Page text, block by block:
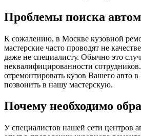
Проблемы поиска
К сожалению, в Москве кузовной
мастерские часто проводят не
даже не специалисту. Обычно это
неквалифицированности
отремонтировать кузов Вашего авто
позвонить в нашу мастерскую.
Почему необходимо
У специалистов нашей сети центров